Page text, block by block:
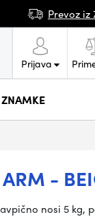
Prevoz
Prijava
ZNAMKE
-
nosi 5 kg,